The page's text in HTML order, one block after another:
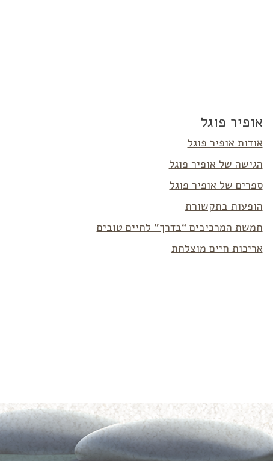
אופיר פוגל
אודות אופיר פוגל
הגישה של אופיר פוגל
ספרים של אופיר פוגל
הופעות בתקשורת
חמשת המרכיבים “בדרך” לחיים טובים
אריכות חיים מוצלחת